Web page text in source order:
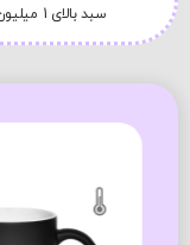
سبد بالای 1 میلیون